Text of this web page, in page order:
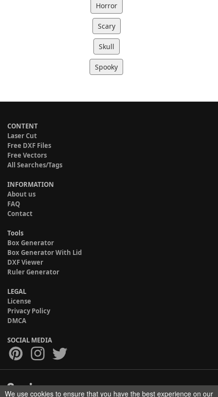
Horror
Scary
Skull
Spooky
CONTENT
Laser Cut
Free DXF Files
Free Vectors
All Searches/Tags
INFORMATION
About us
FAQ
Contact
Tools
Box Generator
Box Generator With Lid
DXF Viewer
Ruler Generator
LEGAL
License
Privacy Policy
DMCA
SOCIAL MEDIA
We use cookies to ensure that you have the best experience on our